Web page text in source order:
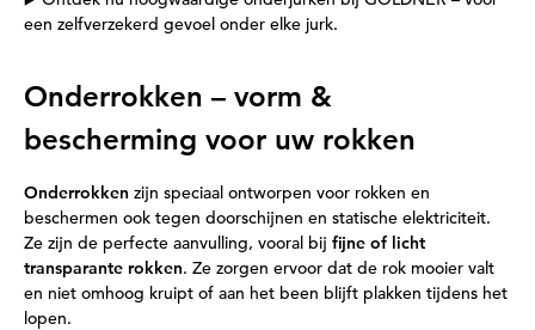
een zelfverzekerd gevoel onder elke jurk.
Onderrokken – vorm &
bescherming voor uw rokken
Onderrokken zijn speciaal ontworpen voor rokken en
beschermen ook tegen doorschijnen en statische elektriciteit.
Ze zijn de perfecte aanvulling, vooral bij fijne of licht
transparante rokken. Ze zorgen ervoor dat de rok mooier valt
en niet omhoog kruipt of aan het been blijft plakken tijdens het
lopen.